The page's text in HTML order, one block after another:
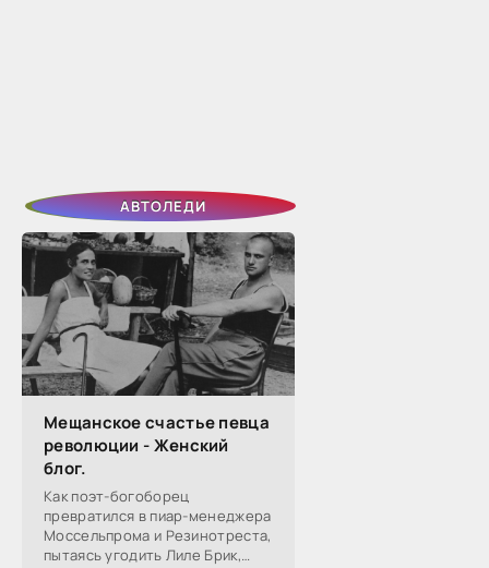
АВТОЛЕДИ
Мещанское счастье певца
революции - Женский
блог.
Как поэт-богоборец
превратился в пиар-менеджера
Моссельпрома и Резинотреста,
пытаясь угодить Лиле Брик,